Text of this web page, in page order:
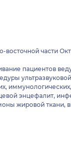
части
пациентов
энцефалит,
жировой ткани,